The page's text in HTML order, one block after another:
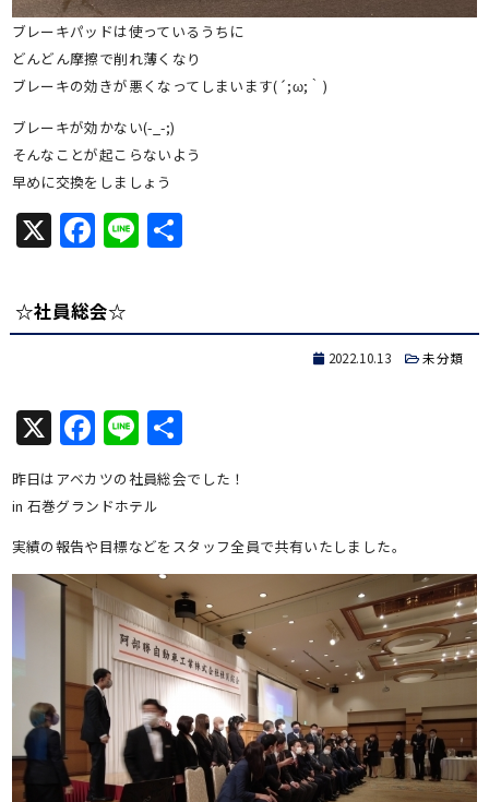
ブレーキパッドは使っているうちに
どんどん摩擦で削れ薄くなり
ブレーキの効きが悪くなってしまいます(´;ω;｀)
ブレーキが効かない(-_-;)
そんなことが起こらないよう
早めに交換をしましょう
X Facebook
Line共
☆社員総会☆
2022.10.13 未分類
X Facebook
Line共
有
昨日はアベカツの社員総会でした！
in 石巻グランドホテル
実績の報告や目標などをスタッフ全員で共有いたしました。